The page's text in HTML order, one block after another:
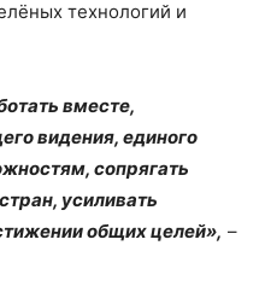
технологий и
вместе,
видения, единого
сопрягать
усиливать
общих целей», –